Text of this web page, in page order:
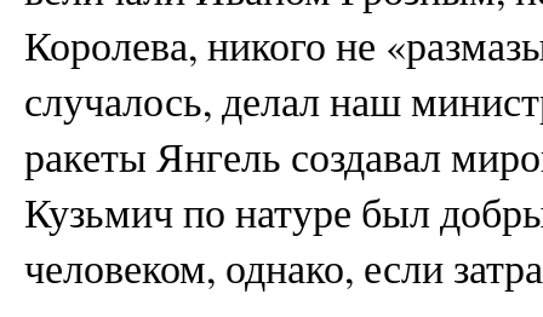
Королева, никого не
случалось, делал наш
ракеты Янгель создавал
Кузьмич по натуре был
человеком, однако, если